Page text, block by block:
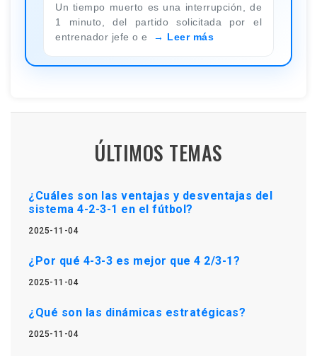
Un tiempo muerto es una interrupción, de
1 minuto, del partido solicitada por el
entrenador jefe o e
Leer más
ÚLTIMOS TEMAS
¿Cuáles son las ventajas y desventajas del
sistema 4-2-3-1 en el fútbol?
2025-11-04
¿Por qué 4-3-3 es mejor que 4 2/3-1?
2025-11-04
¿Qué son las dinámicas estratégicas?
2025-11-04